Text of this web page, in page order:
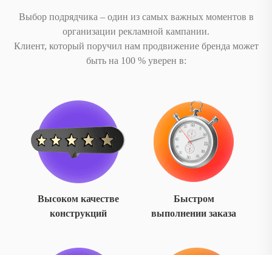
Выбор подрядчика – один из самых важных моментов в
организации рекламной кампании.
Клиент, который поручил нам продвижение бренда может
быть на 100 % уверен в:
Высоком качестве
конструкций
Быстром
выполнении заказа